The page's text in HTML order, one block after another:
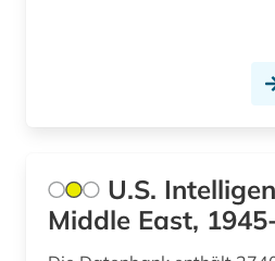
U.S.
Middle East,